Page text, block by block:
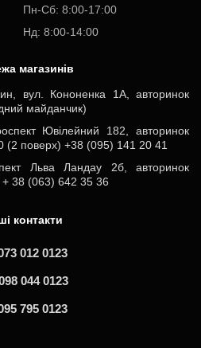
Пн-Cб: 8:00-17:00
Нд: 8:00-14:00
магазинів
вул. Кононенка 1А, авторинок
майданчик)
Ювілейний 182, авторинок
поверх) +38 (095) 141 20 41
Льва Ландау 2б, авторинок
+ 38 (063) 642 35 36
контакти
012 0123
044 0123
795 0123